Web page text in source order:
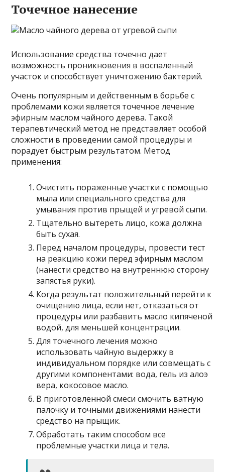
Точечное нанесение
Использование средства точечно дает
возможность проникновения в воспаленный
участок и способствует уничтожению бактерий.
Очень популярным и действенным в борьбе с
проблемами кожи является точечное лечение
эфирным маслом чайного дерева. Такой
терапевтический метод не представляет особой
сложности в проведении самой процедуры и
порадует быстрым результатом. Метод
применения:
Очистить пораженные участки с помощью
мыла или специального средства для
умывания против прыщей и угревой сыпи.
Тщательно вытереть лицо, кожа должна
быть сухая.
Перед началом процедуры, провести тест
на реакцию кожи перед эфирным маслом
(нанести средство на внутреннюю сторону
запястья руки).
Когда результат положительный перейти к
очищению лица, если нет, отказаться от
процедуры или разбавить масло кипяченой
водой, для меньшей концентрации.
Для точечного лечения можно
использовать чайную выдержку в
индивидуальном порядке или совмещать с
другими компонентами: вода, гель из алоэ
вера, кокосовое масло.
В приготовленной смеси смочить ватную
палочку и точными движениями нанести
средство на прыщик.
Обработать таким способом все
проблемные участки лица и тела.